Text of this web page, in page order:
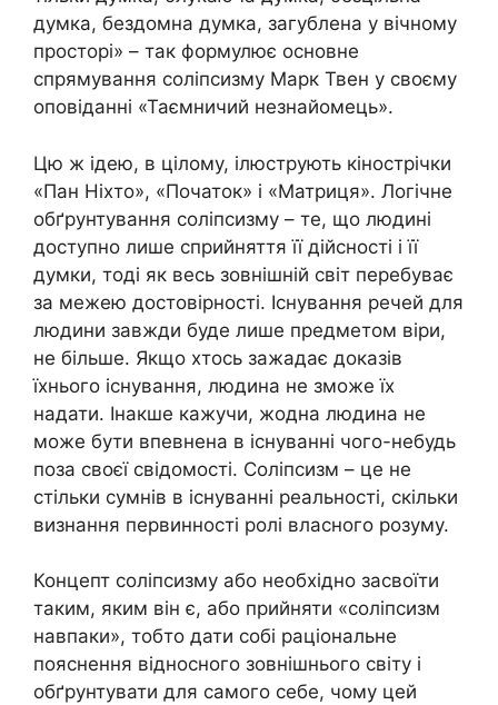
думка, бездомна думка, загублена у вічному
просторі» – так формулює основне
спрямування соліпсизму Марк Твен у своєму
оповіданні «Таємничий незнайомець».
Цю ж ідею, в цілому, ілюструють кінострічки
«Пан Ніхто», «Початок» і «Матриця». Логічне
обґрунтування соліпсизму – те, що людині
доступно лише сприйняття її дійсності і її
думки, тоді як весь зовнішній світ перебуває
за межею достовірності. Існування речей для
людини завжди буде лише предметом віри,
не більше. Якщо хтось зажадає доказів
їхнього існування, людина не зможе їх
надати. Інакше кажучи, жодна людина не
може бути впевнена в існуванні чого-небудь
поза своєї свідомості. Соліпсизм – це не
стільки сумнів в існуванні реальності, скільки
визнання первинності ролі власного розуму.
Концепт соліпсизму або необхідно засвоїти
таким, яким він є, або прийняти «соліпсизм
навпаки», тобто дати собі раціональне
пояснення відносного зовнішнього світу і
обґрунтувати для самого себе, чому цей